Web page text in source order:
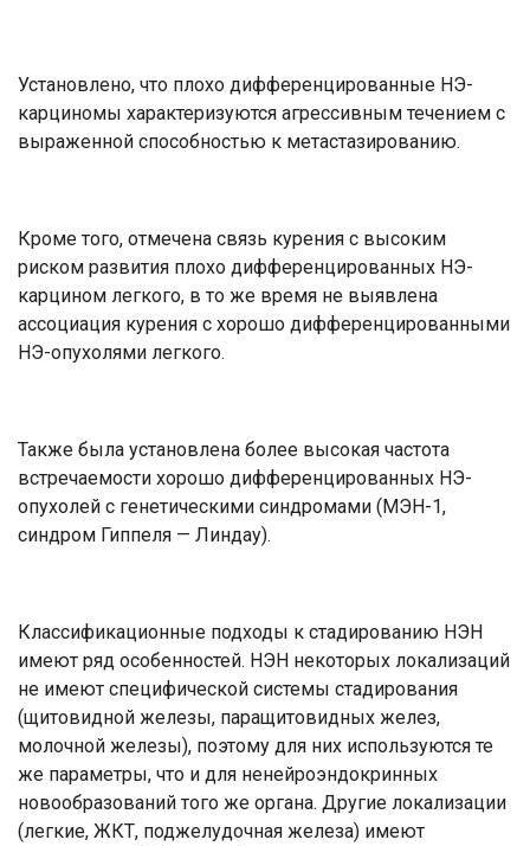
Установлено, что плохо дифференцированные НЭ-
карциномы характеризуются агрессивным течением с
выраженной способностью к метастазированию.
Кроме того, отмечена связь курения с высоким
риском развития плохо дифференцированных НЭ-
карцином легкого, в то же время не выявлена
ассоциация курения с хорошо дифференцированными
НЭ-опухолями легкого.
Также была установлена более высокая частота
встречаемости хорошо дифференцированных НЭ-
опухолей с генетическими синдромами (МЭН-1,
синдром Гиппеля — Линдау).
Классификационные подходы к стадированию НЭН
имеют ряд особенностей. НЭН некоторых локализаций
не имеют специфической системы стадирования
(щитовидной железы, паращитовидных желез,
молочной железы), поэтому для них используются те
же параметры, что и для ненейроэндокринных
новообразований того же органа. Другие локализации
(легкие, ЖКТ, поджелудочная железа) имеют